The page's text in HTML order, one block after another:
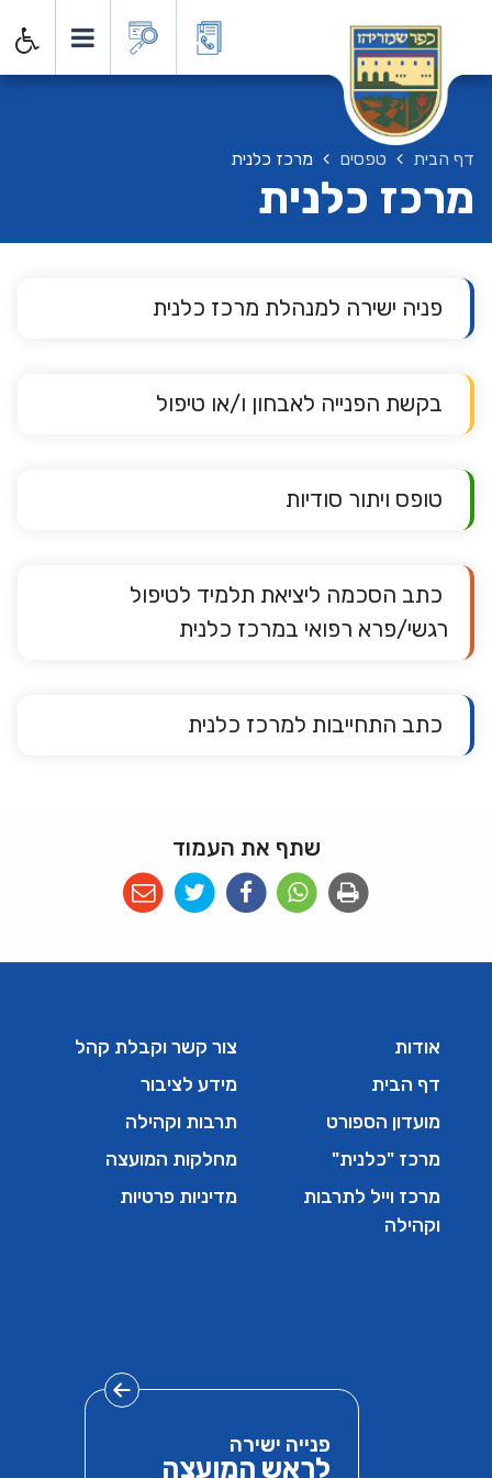
דף הבית טפסים מרכז כלנית
מרכז כלנית
פניה ישירה למנהלת מרכז כלנית
בקשת הפנייה לאבחון ו/או טיפול
טופס ויתור סודיות
כתב הסכמה ליציאת תלמיד לטיפול
רגשי/פרא רפואי במרכז כלנית
כתב התחייבות למרכז כלנית
שתף את העמוד
אודות
דף הבית
מועדון הספורט
מרכז "כלנית"
מרכז וייל לתרבות
וקהילה
צור קשר וקבלת קהל
מידע לציבור
תרבות וקהילה
מחלקות המועצה
מדיניות פרטיות
פנייה ישירה
לראש המועצה